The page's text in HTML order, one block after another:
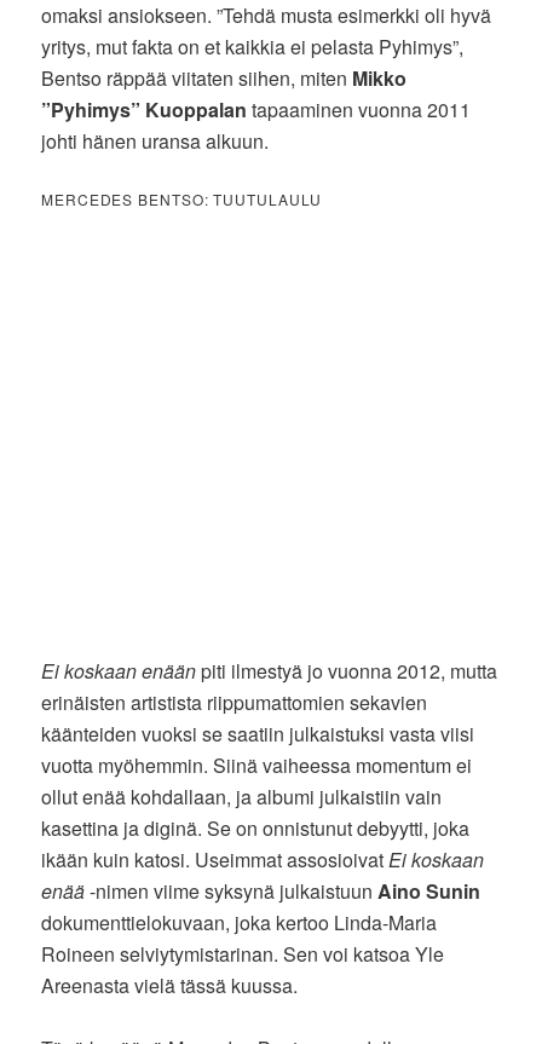
omaksi ansiokseen. ”Tehdä musta esimerkki oli hyvä
yritys, mut fakta on et kaikkia ei pelasta Pyhimys”,
Bentso räppää viitaten siihen, miten Mikko
”Pyhimys” Kuoppalan tapaaminen vuonna 2011
johti hänen uransa alkuun.
MERCEDES BENTSO: TUUTULAULU
Ei koskaan enäänpiti ilmestyä jo vuonna 2012, mutta
erinäisten artistista riippumattomien sekavien
käänteiden vuoksi se saatiin julkaistuksi vasta viisi
vuotta myöhemmin. Siinä vaiheessa momentum ei
ollut enää kohdallaan, ja albumi julkaistiin vain
kasettina ja diginä. Se on onnistunut debyytti, joka
ikään kuin katosi. Useimmat assosioivatEi koskaan
enää-nimen viime syksynä julkaistuunAino Sunin
dokumenttielokuvaan, joka kertoo Linda-Maria
Roineen selviytymistarinan. Sen voi katsoa Yle
Areenasta vielä tässä kuussa.